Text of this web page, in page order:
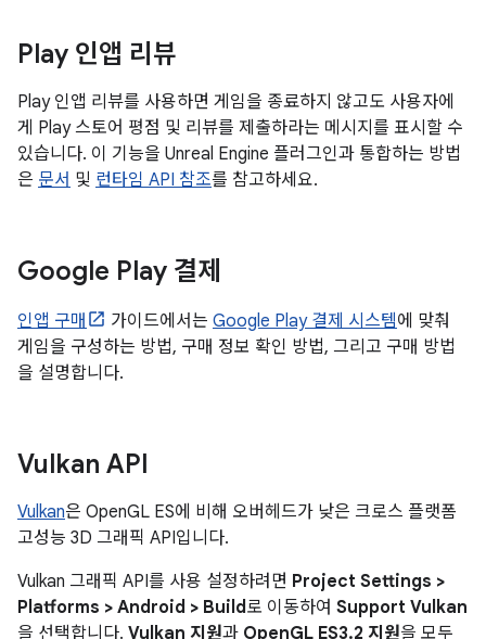
Play 인앱 리뷰
Play 인앱 리뷰를 사용하면 게임을 종료하지 않고도 사용자에
게 Play 스토어 평점 및 리뷰를 제출하라는 메시지를 표시할 수
있습니다. 이 기능을 Unreal Engine 플러그인과 통합하는 방법
은 문서 및 런타임 API 참조를 참고하세요.
Google Play 결제
인앱 구매 가이드에서는 Google Play 결제 시스템에 맞춰
게임을 구성하는 방법, 구매 정보 확인 방법, 그리고 구매 방법
을 설명합니다.
Vulkan API
Vulkan은 OpenGL ES에 비해 오버헤드가 낮은 크로스 플랫폼
고성능 3D 그래픽 API입니다.
Vulkan 그래픽 API를 사용 설정하려면 Project Settings >
Platforms > Android > Build로 이동하여 Support Vulkan
을 선택합니다. Vulkan 지원과 OpenGL ES3.2 지원을 모두